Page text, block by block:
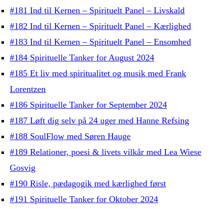
#181 Ind til Kernen – Spirituelt Panel – Livskald
#182 Ind til Kernen – Spirituelt Panel – Kærlighed
#183 Ind til Kernen – Spirituelt Panel – Ensomhed
#184 Spirituelle Tanker for August 2024
#185 Et liv med spiritualitet og musik med Frank
Lorentzen
#186 Spirituelle Tanker for September 2024
#187 Løft dig selv på 24 uger med Hanne Refsing
#188 SoulFlow med Søren Hauge
#189 Relationer, poesi & livets vilkår med Lea Wiese
Gosvig
#190 Risle, pædagogik med kærlighed først
#191 Spirituelle Tanker for Oktober 2024